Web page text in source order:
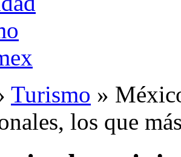
Turismo »
los que